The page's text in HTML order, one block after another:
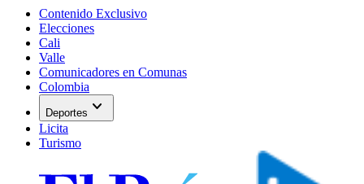
Contenido Exclusivo
Elecciones
Cali
Valle
Comunicadores en Comunas
Colombia
Deportes expand_more
Licita
Turismo